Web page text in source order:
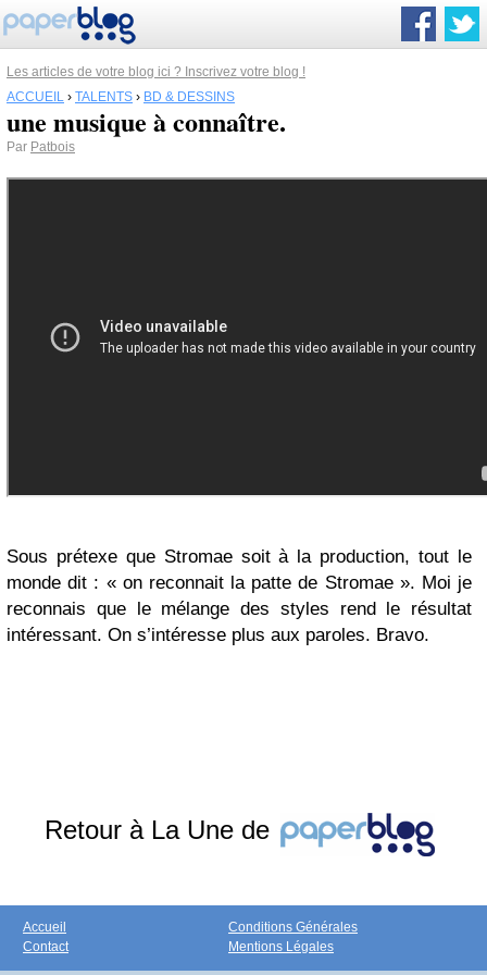
Les articles de votre blog ici ? Inscrivez votre blog !
ACCUEIL › TALENTS › BD & DESSINS
une musique à connaître.
Par Patbois
Sous prétexe que Stromae soit à la production, tout le
monde dit : « on reconnait la patte de Stromae ». Moi je
reconnais que le mélange des styles rend le résultat
intéressant. On s’intéresse plus aux paroles. Bravo.
Retour à La Une de
Accueil
Contact
Conditions Générales
Mentions Légales